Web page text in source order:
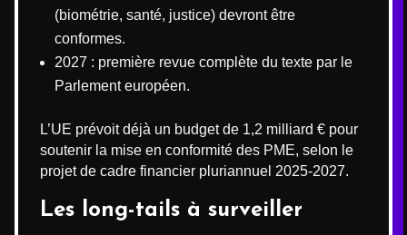
(biométrie, santé, justice) devront être
conformes.
2027 : première revue complète du texte par le
Parlement européen.
L’UE prévoit déjà un budget de 1,2 milliard € pour
soutenir la mise en conformité des PME, selon le
projet de cadre financier pluriannuel 2025-2027.
Les long-tails à surveiller